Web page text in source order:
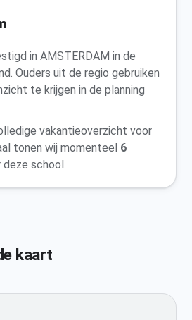
in AMSTERDAM in de
Ouders uit de regio gebruiken
te krijgen in de planning
vakantieoverzicht voor
tonen wij momenteel 6
school.
kaart